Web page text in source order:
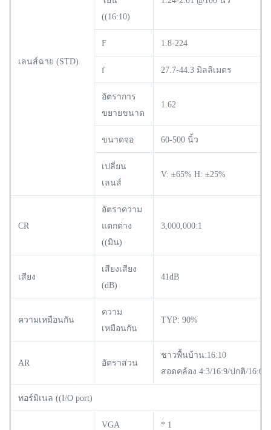
เลนส์ฉาย (STD)
((16:10)
F 1.8-224
f 27.7-44.3 มิลลิเมตร
อัตราการ
ขยายขนาด
1.62
ขนาดจอ 60-500 นิ้ว
เปลี่ยน
เลนส์
V: ±65% H: ±25%
CR
อัตราความ
แตกต่าง
((มิน)
3,000,000:1
เสียง
เสียงเสียง
(dB)
41dB
ความเหมือนกัน
ความ
เหมือนกัน
TYP: 90%
AR อัตราส่วน
ชาวพื้นบ้าน:16:10
สอดคล้อง 4:3/16:9/ปกติ/16:6
ทอร์มิเนล ((I/O port)
VGA * 1